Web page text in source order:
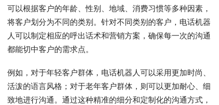
可以根据客户的年龄、性别、地域、消费习惯等多种因素，
将客户划分为不同的类别。针对不同类别的客户，电话机器
人可以制定相应的呼出话术和营销方案，确保每一次的沟通
都能切中客户的需求点。
例如，对于年轻客户群体，电话机器人可以采用更加时尚、
活泼的语言风格；对于老年客户群体，则可以更加耐心、细
致地进行沟通。通过这种精准的细分和定制化的沟通方式，